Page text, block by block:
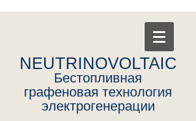
NEUTRINOVOLTAIC
Бестопливная
графеновая технология
электрогенерации